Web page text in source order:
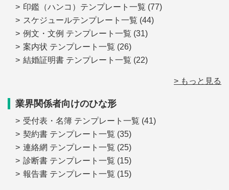
印鑑（ハンコ）テンプレート一覧 (77)
スケジュールテンプレート一覧 (44)
例文・文例 テンプレート一覧 (31)
案内状 テンプレート一覧 (26)
結婚証明書 テンプレート一覧 (22)
> もっと見る
業界関係者向けのひな形
受付表・名簿 テンプレート一覧 (41)
契約書 テンプレート一覧 (35)
連絡網 テンプレート一覧 (25)
診断書 テンプレート一覧 (15)
報告書 テンプレート一覧 (15)